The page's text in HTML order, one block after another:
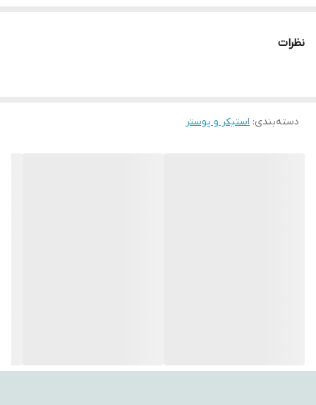
شست‌وشو در ماشین لباسشویی هستند، بدون نگرانی از افت کیفیت یا
آرامش‌بخش و متفاوت ببخشید. طراحی‌های متنوع و چشم‌نواز آن‌ها
نظرات
دسته‌بندی: استیکر و پوستر